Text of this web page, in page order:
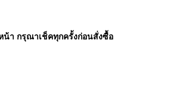
น้า กรุณาเช็คทุกครั้งก่อนสั่งซื้อ